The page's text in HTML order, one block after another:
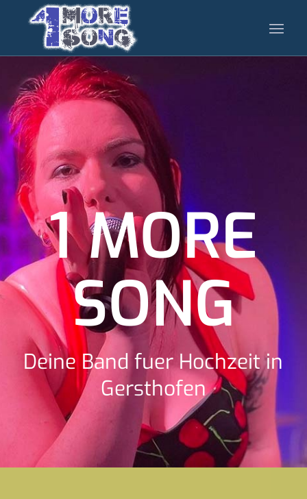
1 MORE
SONG
Deine Band fuer Hochzeit in
Gersthofen